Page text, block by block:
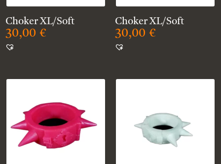
Choker XL/Soft
30,00€
Choker XL/Soft
30,00 €